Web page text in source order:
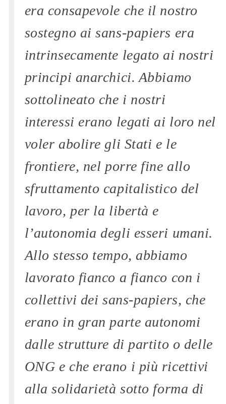
era consapevole che il nostro
sostegno aisans-papiers era
intrinsecamente legato ai nostri
principi anarchici. Abbiamo
sottolineato che i nostri
interessi erano legati ai loro nel
voler abolire gli Stati e le
frontiere, nel porre fine allo
sfruttamento capitalistico del
lavoro, per la libertà e
l’autonomia degli esseri umani.
Allo stesso tempo, abbiamo
lavorato fianco a fianco con i
collettivi dei sans-papiers, che
erano in gran parte autonomi
dalle strutture di partito o delle
ONG e che erano i più ricettivi
alla solidarietà sotto forma di